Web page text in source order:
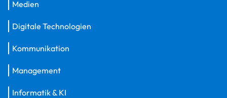
Medien
Digitale Technologien
Kommunikation
Management
Informatik & KI